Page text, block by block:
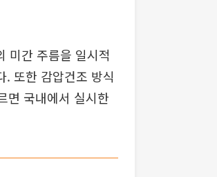
미간 주름을 일시적
또한 감압건조 방식
면 국내에서 실시한